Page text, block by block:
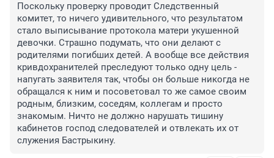
Поскольку проверку проводит Следственный
комитет, то ничего удивительного, что результатом
стало выписывание протокола матери укушенной
девочки. Страшно подумать, что они делают с
родителями погибших детей. А вообще все действия
кривдохранителей преследуют только одну цель -
напугать заявителя так, чтобы он больше никогда не
обращался к ним и посоветовал то же самое своим
родным, близким, соседям, коллегам и просто
знакомым. Ничто не должно нарушать тишину
кабинетов господ следователей и отвлекать их от
служения Бастрыкину.